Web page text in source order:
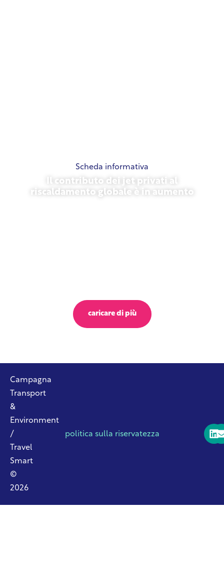
Scheda informativa
Il contributo dei jet privati al
riscaldamento globale è in aumento
caricare di più
Campagna
Transport
&
Environment
/
Travel
Smart
©
2026
politica sulla riservatezza